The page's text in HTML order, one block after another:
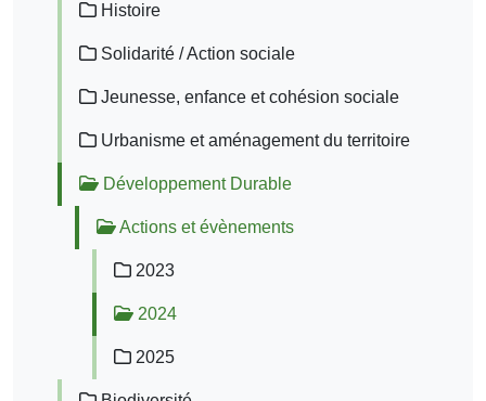
Histoire
Solidarité / Action sociale
Jeunesse, enfance et cohésion sociale
Urbanisme et aménagement du territoire
Développement Durable
Actions et évènements
2023
2024
2025